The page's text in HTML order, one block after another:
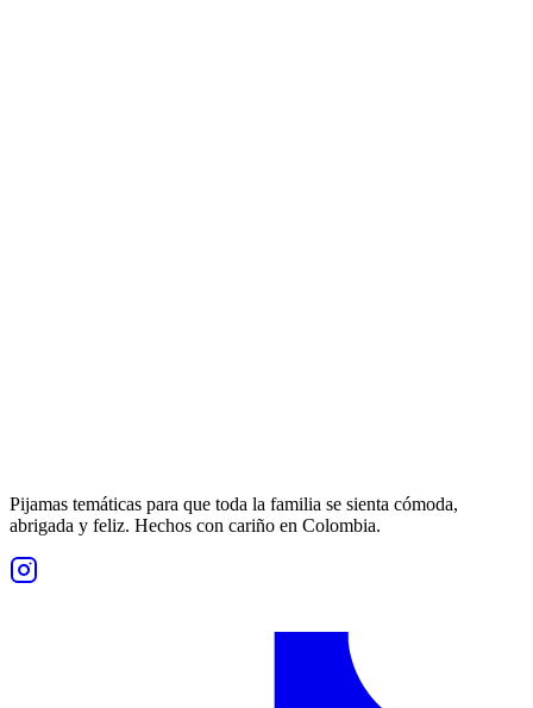
Pijamas temáticas para que toda la familia se sienta cómoda,
abrigada y feliz. Hechos con cariño en Colombia.